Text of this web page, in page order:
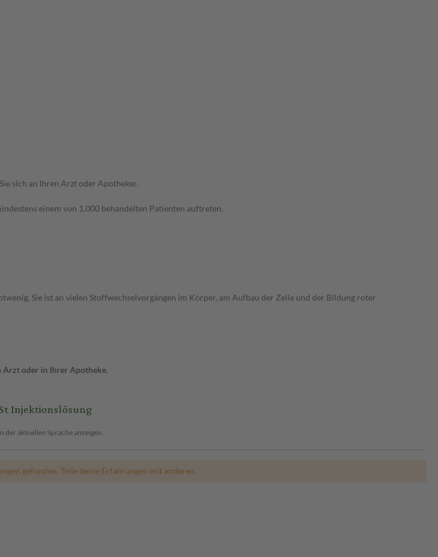
sich an Ihren Arzt oder Apotheker.
einem von 1.000 behandelten Patienten auftreten.
Sie ist an vielen Stoffwechselvorgängen im Körper, am Aufbau der Zelle und der Bildung roter
Arzt oder in Ihrer Apotheke.
Injektionslösung
der aktuellen Sprache anzeigen.
gefunden. Teile deine Erfahrungen mit anderen.